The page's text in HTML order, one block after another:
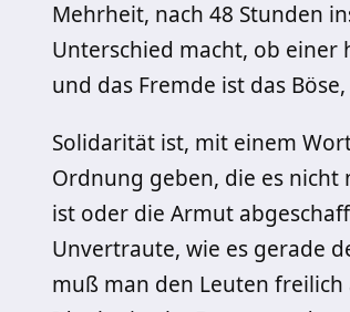
Mehrheit, nach 48 Stunden
Unterschied macht, ob einer
und das Fremde ist das
Solidarität ist, mit einem
Ordnung geben, die es
ist oder die Armut
Unvertraute, wie es gerade
muß man den Leuten